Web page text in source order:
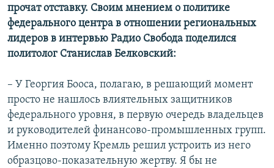
прочат отставку. Своим мнением о политике
федерального центра в отношении региональных
лидеров в интервью Радио Свобода поделился
политолог Станислав Белковский:
– У Георгия Бооса, полагаю, в решающий момент
просто не нашлось влиятельных защитников
федерального уровня, в первую очередь владельцев
и руководителей финансово-промышленных групп.
Именно поэтому Кремль решил устроить из него
образцово-показательную жертву. Я бы не